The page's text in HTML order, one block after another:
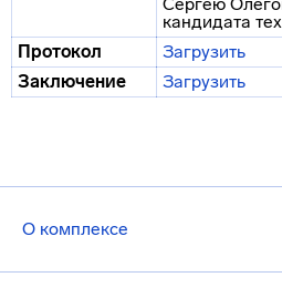
О комплексе
кандидата
Протокол
Загрузить
Заключение
Загрузить